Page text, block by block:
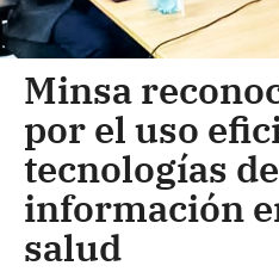
Minsa
por el uso
tecnologías
información
salud